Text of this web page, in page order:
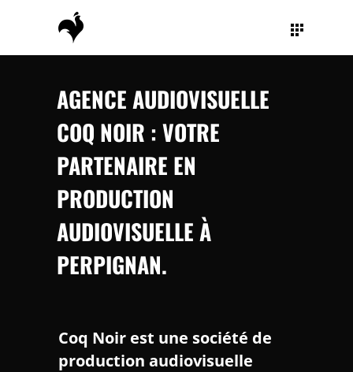
AGENCE AUDIOVISUELLE
COQ NOIR : VOTRE
PARTENAIRE EN
PRODUCTION
AUDIOVISUELLE À
PERPIGNAN.
Coq Noir est une société de
production audiovisuelle